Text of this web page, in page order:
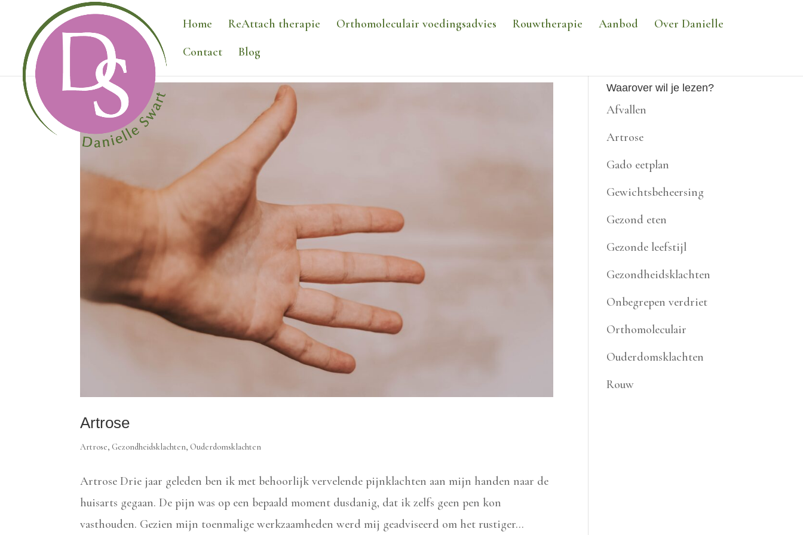
Home ReAttach therapie Orthomoleculair voedingsadvies Rouwtherapie Aanbod
Over Danielle
Contact
Blog
Artrose
Artrose, Gezondheidsklachten, Ouderdomsklachten
Artrose Drie jaar geleden ben ik met behoorlijk vervelende pijnklachten aan mijn handen naar de
huisarts gegaan. De pijn was op een bepaald moment dusdanig, dat ik zelfs geen pen kon
vasthouden. Gezien mijn toenmalige werkzaamheden werd mij geadviseerd om het rustiger...
Waarover wil je lezen?
Afvallen
Artrose
Gado eetplan
Gewichtsbeheersing
Gezond eten
Gezonde leefstijl
Gezondheidsklachten
Onbegrepen verdriet
Orthomoleculair
Ouderdomsklachten
Rouw